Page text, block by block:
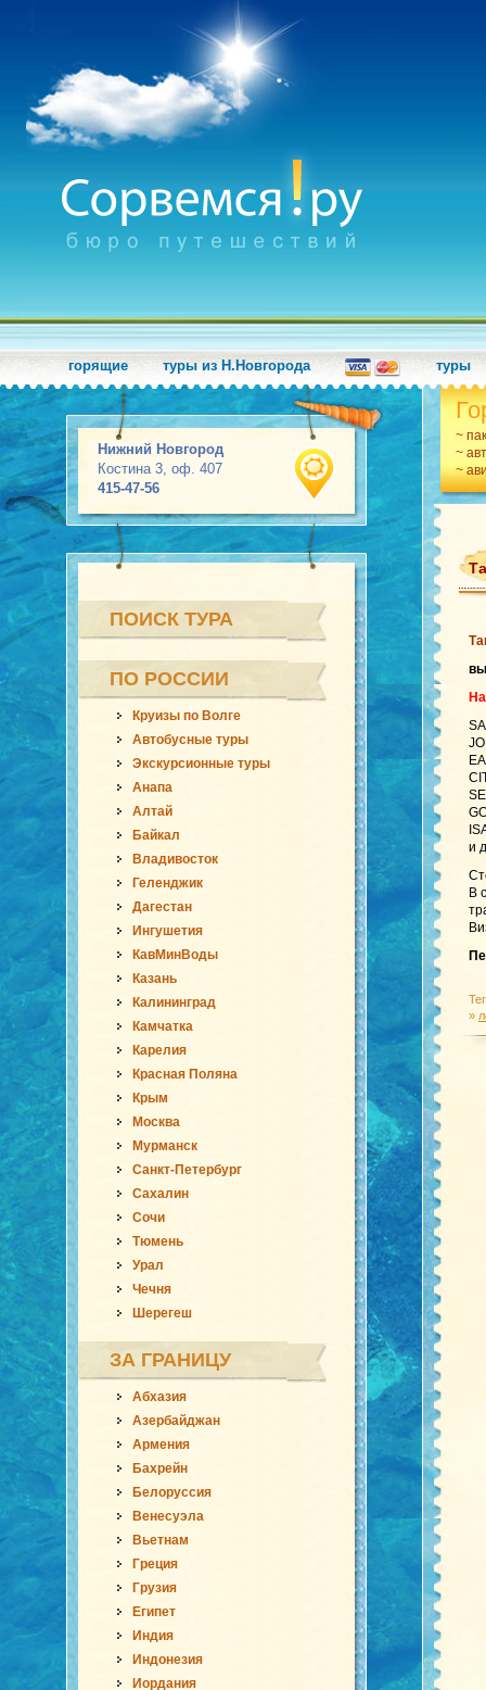
горящие туры из Н.Новгорода туры
Нижний Новгород
Костина 3, оф. 407
415-47-56
~
~
~
ПОИСК ТУРА
ПО РОССИИ
Круизы по Волге
Автобусные туры
Экскурсионные туры
Анапа
Алтай
Байкал
Владивосток
Геленджик
Дагестан
Ингушетия
КавМинВоды
Казань
Калининград
Камчатка
Карелия
Красная Поляна
Крым
Москва
Мурманск
Санкт-Петербург
Сахалин
Сочи
Тюмень
Урал
Чечня
Шерегеш
ЗА ГРАНИЦУ
Абхазия
Азербайджан
Армения
Бахрейн
Белоруссия
Венесуэла
Вьетнам
Греция
Грузия
Египет
Индия
Индонезия
Иордания
и
В
»